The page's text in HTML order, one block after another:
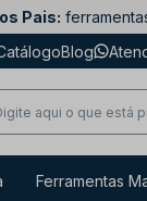
Pais:
Blog
Ferramentas